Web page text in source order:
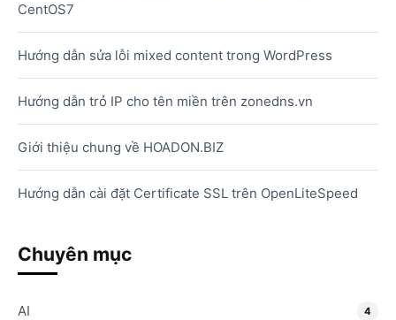
CentOS7
Hướng dẫn sửa lỗi mixed content trong WordPress
Hướng dẫn trỏ IP cho tên miền trên zonedns.vn
Giới thiệu chung về HOADON.BIZ
Hướng dẫn cài đặt Certificate SSL trên OpenLiteSpeed
Chuyên mục
AI 4